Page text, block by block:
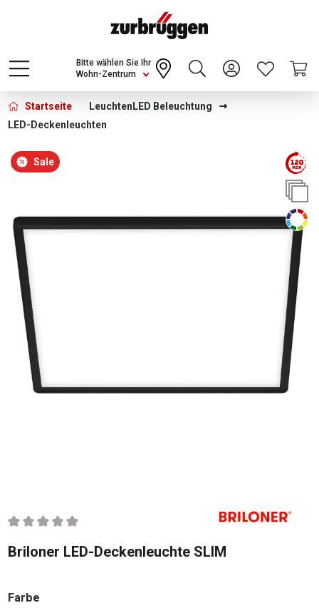
Choose a different country or region to see
content for your location and shop online
CONTINUE
Wohn-Zentrum
Bitte wählen Sie Ihr
Startseite Leuchten LED Beleuchtung
LED-Deckenleuchten
Bildergalerie überspringen
Sale
Durchschnittliche Bewertung von 0 von 5 Sternen
Briloner LED-Deckenleuchte SLIM
Farbe